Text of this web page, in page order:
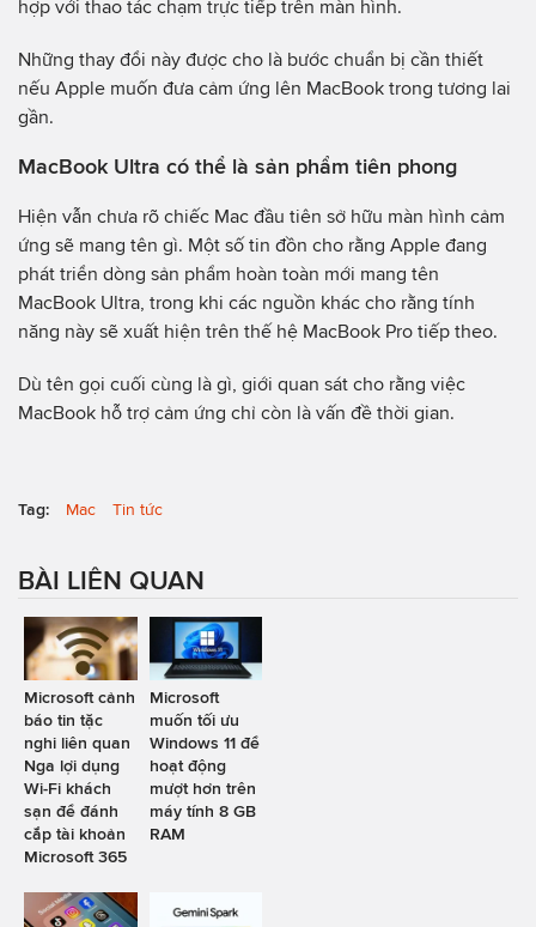
hợp với thao tác chạm trực tiếp trên màn hình.
Những thay đổi này được cho là bước chuẩn bị cần thiết
nếu Apple muốn đưa cảm ứng lên MacBook trong tương lai
gần.
MacBook Ultra có thể là sản phẩm tiên phong
Hiện vẫn chưa rõ chiếc Mac đầu tiên sở hữu màn hình cảm
ứng sẽ mang tên gì. Một số tin đồn cho rằng Apple đang
phát triển dòng sản phẩm hoàn toàn mới mang tên
MacBook Ultra, trong khi các nguồn khác cho rằng tính
năng này sẽ xuất hiện trên thế hệ MacBook Pro tiếp theo.
Dù tên gọi cuối cùng là gì, giới quan sát cho rằng việc
MacBook hỗ trợ cảm ứng chỉ còn là vấn đề thời gian.
Tag: Mac Tin tức
BÀI LIÊN QUAN
Microsoft cảnh
báo tin tặc
nghi liên quan
Nga lợi dụng
Wi-Fi khách
sạn để đánh
cắp tài khoản
Microsoft 365
Microsoft
muốn tối ưu
Windows 11 để
hoạt động
mượt hơn trên
máy tính 8 GB
RAM